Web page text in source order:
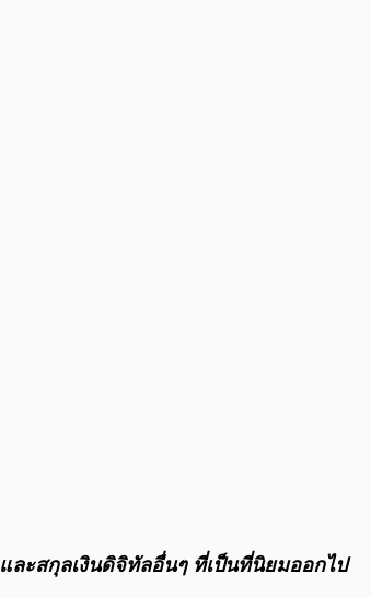
0:00 /0:00
และสกุลเงินดิจิทัลอื่นๆ ที่เป็นที่นิยมออกไป